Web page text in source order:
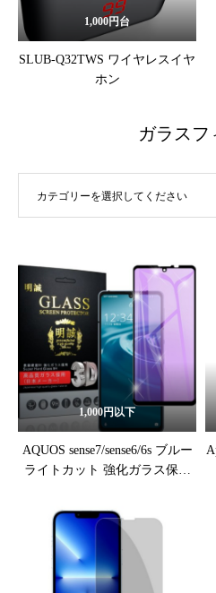
1,000円台
SLUB-Q32TWS ワイヤレスイヤ
ホン
ガラスフ
カテゴリーを選択してください
1,000円以下
AQUOS sense7/sense6/6s ブルー
ライトカット 強化ガラス保護